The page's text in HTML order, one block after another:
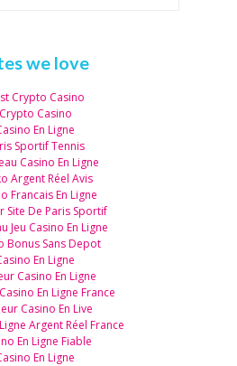
we love
Crypto Casino
Crypto Casino
En Ligne
Sportif Tennis
Casino En Ligne
Argent Réel Avis
Francais En Ligne
Site De Paris Sportif
Jeu Casino En Ligne
Bonus Sans Depot
En Ligne
Casino En Ligne
En Ligne France
Casino En Live
Argent Réel France
En Ligne Fiable
En Ligne